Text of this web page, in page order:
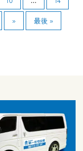
» 最後 »